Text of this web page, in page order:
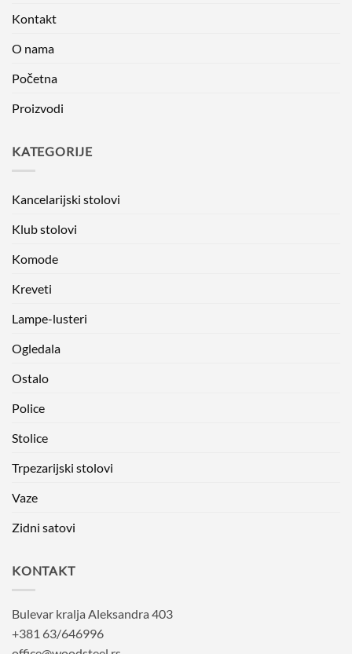
Kontakt
O nama
Početna
Proizvodi
KATEGORIJE
Kancelarijski stolovi
Klub stolovi
Komode
Kreveti
Lampe-lusteri
Ogledala
Ostalo
Police
Stolice
Trpezarijski stolovi
Vaze
Zidni satovi
KONTAKT
Bulevar kralja Aleksandra 403
+381 63/646996